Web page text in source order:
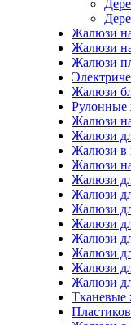
Жалюзи
Жалюзи
Жалюзи
Жалюзи
Рулонные
Жалюзи
Жалюзи
Жалюзи в
Жалюзи
Жалюзи
Жалюзи
Жалюзи
Жалюзи
Жалюзи
Жалюзи
Жалюзи
Жалюзи
Тканевые